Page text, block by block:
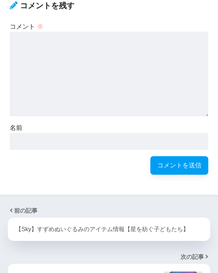
コメントを残す
コメント ※
名前
前の記事
【Sky】すずめぬいぐるみのアイテム情報【星を紡ぐ子どもたち】
次の記事